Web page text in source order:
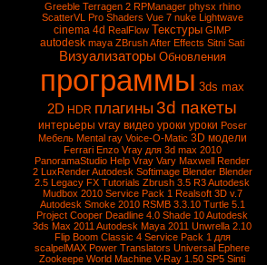
Greeble Terragen 2 RPManager physx rhino
ScatterVL Pro Shaders Vue 7 nuke Lightwave
cinema 4d RealFlow Текстуры GIMP
autodesk maya ZBrushAfter Effects Sitni Sati
Визуализаторы Обновления
программы 3ds max
2D HDR плагины 3d пакеты
интерьеры vray видео уроки уроки Poser
Мебель Mental ray Voice-O-Matic 3D модели
Ferrari Enzo Vray для 3d max 2010
PanoramaStudio Help Vray Vary Maxwell Render
2 LuxRender Autodesk Softimage Blender Blender
2.5 Legacy FX Tutorials Zbrush 3.5 R3Autodesk
Mudbox 2010 Service Pack 1 Realsoft 3D v.7
Autodesk Smoke 2010 RSMB 3.3.10 Turtle 5.1
Project Cooper Deadline 4.0 Shade 10Autodesk
3ds Max 2011 Autodesk Maya 2011 Unwrella 2.10
Flip Boom Classic 4 Service Pack 1 для
scalpelMAX Power Translators Universal Ephere
Zookeepe World Machine V-Ray 1.50 SP5 Sinti